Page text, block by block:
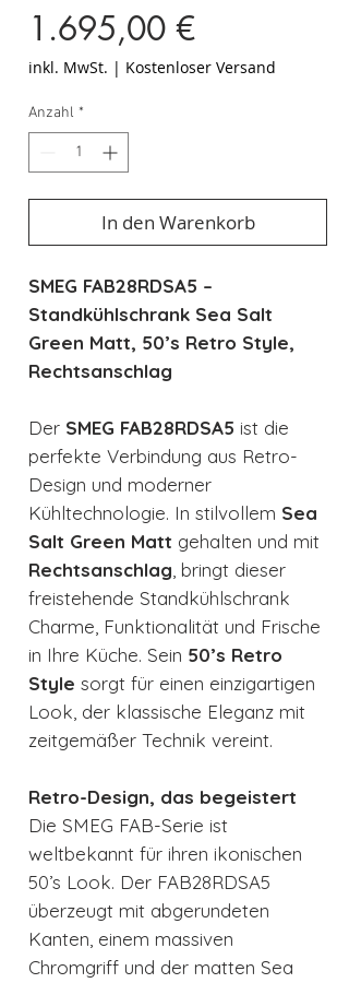
1.695,00 €Preis
inkl. MwSt. | Kostenloser Versand
Anzahl *
In den Warenkorb
SMEG FAB28RDSA5 –
Standkühlschrank Sea Salt
Green Matt, 50’s Retro Style,
Rechtsanschlag
Der SMEG FAB28RDSA5 ist die
perfekte Verbindung aus Retro-
Design und moderner
Kühltechnologie. In stilvollem Sea
Salt Green Matt gehalten und mit
Rechtsanschlag, bringt dieser
freistehende Standkühlschrank
Charme, Funktionalität und Frische
in Ihre Küche. Sein 50’s Retro
Style sorgt für einen einzigartigen
Look, der klassische Eleganz mit
zeitgemäßer Technik vereint.
Retro-Design, das begeistert
Die SMEG FAB-Serie ist
weltbekannt für ihren ikonischen
50’s Look. Der FAB28RDSA5
überzeugt mit abgerundeten
Kanten, einem massiven
Chromgriff und der matten Sea